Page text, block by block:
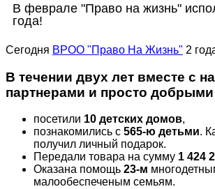
В феврале "Право на жизнь"
года!
Сегодня ВРОО "Право На Жизнь" 2
В течении двух лет вместе с
партнерами и просто
посетили 10 детских домов,
познакомились с 565-ю детьми.
получил личный подарок.
Передали товара на сумму 1 424
Оказана помощь 23-м
малообеспеченым семьям.